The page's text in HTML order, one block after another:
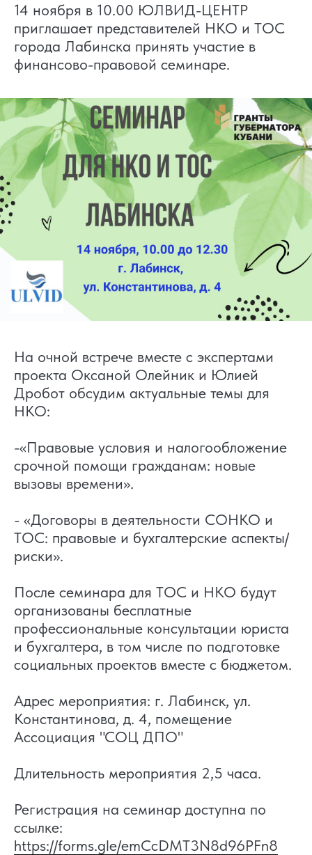
14 ноября в 10.00 ЮЛВИД-ЦЕНТР
приглашает представителей НКО и ТОС
города Лабинска принять участие в
финансово-правовой семинаре.
На очной встрече вместе с экспертами
проекта Оксаной Олейник и Юлией
Дробот обсудим актуальные темы для
НКО:
-«Правовые условия и налогообложение
срочной помощи гражданам: новые
вызовы времени».
- «Договоры в деятельности СОНКО и
ТОС: правовые и бухгалтерские аспекты/
риски».
После семинара для ТОС и НКО будут
организованы бесплатные
профессиональные консультации юриста
и бухгалтера, в том числе по подготовке
социальных проектов вместе с бюджетом.
Адрес мероприятия: г. Лабинск, ул.
Константинова, д. 4, помещение
Ассоциация "СОЦ ДПО"
Длительность мероприятия 2,5 часа.
Регистрация на семинар доступна по
ссылке:
https://forms.gle/emCcDMT3N8d96PFn8